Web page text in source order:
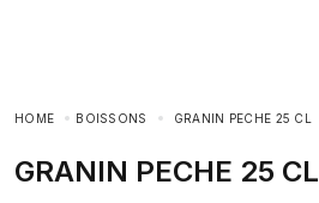
HOME BOISSONS GRANIN PECHE 25 CL
GRANIN PECHE 25 CL